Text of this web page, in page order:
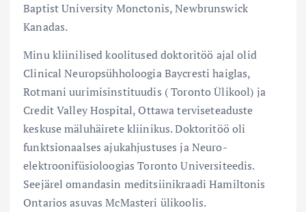
Baptist University Monctonis, Newbrunswick
Kanadas.
Minu kliinilised koolitused doktoritöö ajal olid
Clinical Neuropsühholoogia Baycresti haiglas,
Rotmani uurimisinstituudis ( Toronto Ülikool) ja
Credit Valley Hospital, Ottawa terviseteaduste
keskuse mäluhäirete kliinikus. Doktoritöö oli
funktsionaalses ajukahjustuses ja Neuro-
elektroonifüsioloogias Toronto Universiteedis.
Seejärel omandasin meditsiinikraadi Hamiltonis
Ontarios asuvas McMasteri ülikoolis.